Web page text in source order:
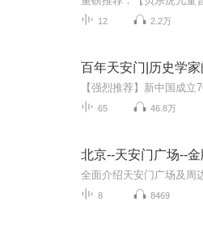
12 2.2万
百年天安门|历史学
65 46.8万
北京--天安门广场--
全面介绍天安门广场及周
8 8469